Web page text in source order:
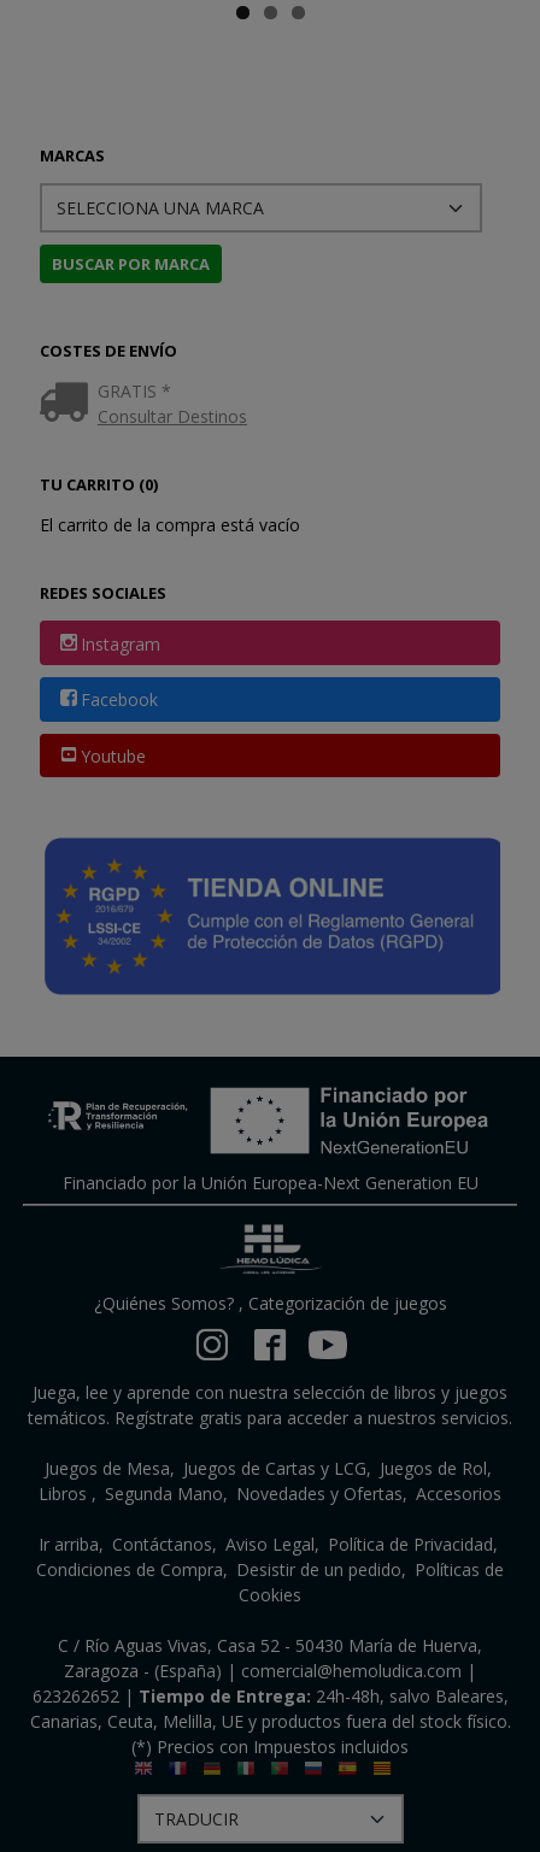
MARCAS
COSTES DE ENVÍO
GRATIS *
Consultar Destinos
TU CARRITO (0)
El carrito de la compra está vacío
REDES SOCIALES
Instagram
Facebook
Youtube
Financiado por la Unión Europea-Next Generation EU
¿Quiénes Somos?, Categorización de juegos
Juega, lee y aprende con nuestra selección de libros y juegos
temáticos. Regístrate gratis para acceder a nuestros servicios.
Juegos de Mesa Juegos de Cartas y LCG
Juegos de Rol
Libros
Segunda Mano Novedades y Ofertas Accesorios
Ir arriba Contáctanos Aviso Legal
Política de Privacidad
Condiciones de Compra
Desistir de un pedido
Políticas de
Cookies
C / Río Aguas Vivas, Casa 52 - 50430 María de Huerva,
Zaragoza - (España) | comercial@hemoludica.com |
623262652| Tiempo de Entrega: 24h-48h, salvo Baleares,
Canarias, Ceuta, Melilla, UE y productos fuera del stock físico.
(*) Precios con Impuestos incluidos